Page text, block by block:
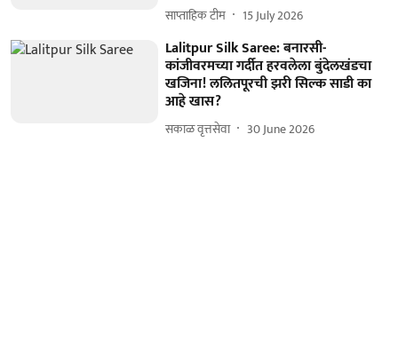
साप्ताहिक टीम 15 July 2026
Lalitpur Silk Saree: बनारसी-
कांजीवरमच्या गर्दीत हरवलेला बुंदेलखंडचा
खजिना! ललितपूरची झरी सिल्क साडी का
आहे खास?
सकाळ वृत्तसेवा 30 June 2026